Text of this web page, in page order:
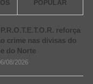
POPULAR
reforça
crime nas divisas do
do Norte
08/2026